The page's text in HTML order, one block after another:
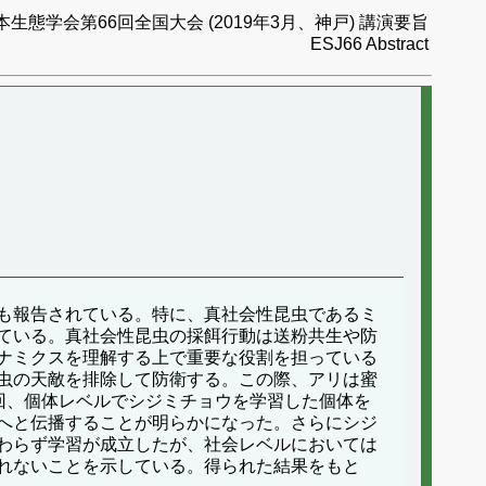
生態学会第66回全国大会 (2019年3月、神戸) 講演要旨
ESJ66 Abstract
告されている。特に、真社会性昆虫であるミ
いる。真社会性昆虫の採餌行動は送粉共生や防
クスを理解する上で重要な役割を担っている
の天敵を排除して防衛する。この際、アリは蜜
個体レベルでシジミチョウを学習した個体を
と伝播することが明らかになった。さらにシジ
らず学習が成立したが、社会レベルにおいては
いことを示している。得られた結果をもと